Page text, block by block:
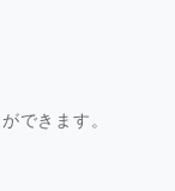
できます。